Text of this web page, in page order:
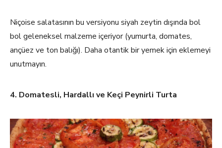
Niçoise salatasının bu versiyonu siyah zeytin dışında bol
bol geleneksel malzeme içeriyor (yumurta, domates,
ançüez ve ton balığı). Daha otantik bir yemek için eklemeyi
unutmayın.
4. Domatesli, Hardallı ve Keçi Peynirli Turta